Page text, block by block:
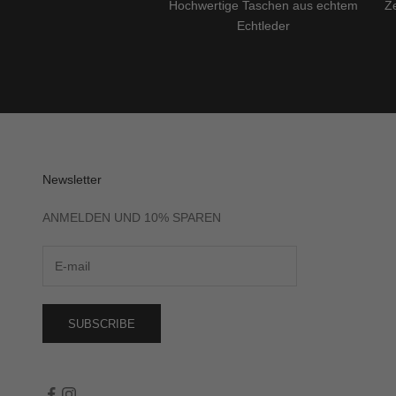
Hochwertige Taschen aus echtem
Echtleder
Newsletter
ANMELDEN UND 10% SPAREN
SUBSCRIBE